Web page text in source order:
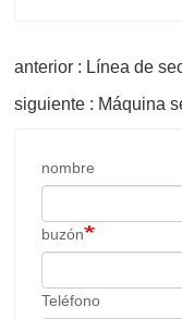
nombre
buzón
Teléfono